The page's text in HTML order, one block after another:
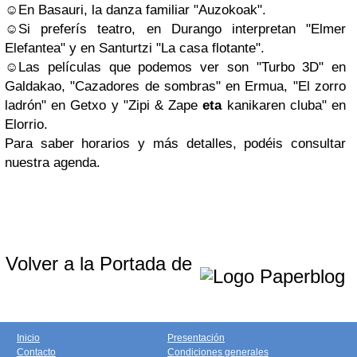
☺En Basauri, la danza familiar "Auzokoak".
☺Si preferís teatro, en Durango interpretan "Elmer
Elefantea" y en Santurtzi "La casa flotante".
☺Las películas que podemos ver son "Turbo 3D" en
Galdakao, "Cazadores de sombras" en Ermua, "El zorro
ladrón" en Getxo y "Zipi & Zapeetakanikaren cluba" en
Elorrio.
Para saber horarios y más detalles, podéis consultar
nuestra agenda.
Volver a la Portada de
Inicio
Contacto
Presentación
Condiciones generales